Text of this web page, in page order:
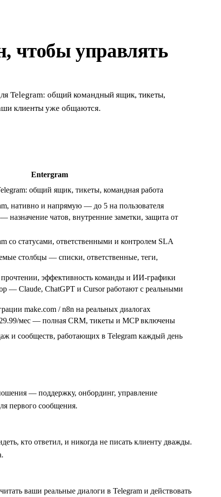
чтобы управлять
Telegram: общий командный ящик, тикеты,
клиенты уже общаются.
Entergram
общий ящик, тикеты, командная работа
нативно и напрямую — до 5 на пользователя
чатов, внутренние заметки, защита от
со статусами, ответственными и контролем SLA
столбцы — списки, ответственные, теги,
эффективность команды и ИИ-графики
— Claude, ChatGPT и Cursor работают с реальными
make.com / n8n на реальных диалогах
мес — полная CRM, тикеты и MCP включены
и сообществ, работающих в Telegram каждый день
— поддержку, онбординг, управление
первого сообщения.
кто ответил, и никогда не писать клиенту дважды.
ваши реальные диалоги в Telegram и действовать